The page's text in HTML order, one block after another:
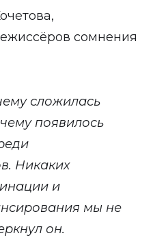
сомнения
сложилась
появилось
Никаких
и
мы не
он.